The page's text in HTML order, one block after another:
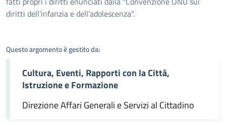
diritti dell'infanzia e dell'adolescenza".
Questo argomento è gestito da:
Cultura, Eventi, Rapporti con la Città,
Istruzione e Formazione
Direzione Affari Generali e Servizi al Cittadino